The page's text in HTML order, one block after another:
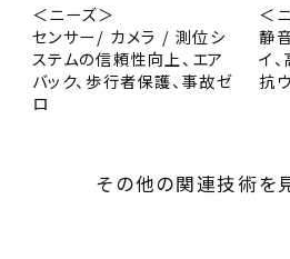
＜ニーズ＞
センサー/ カメラ / 測位シ
ステムの信頼性向上、エア
バック、歩行者保護、事故ゼ
ロ
＜
静
イ
抗
その他の関連技術を